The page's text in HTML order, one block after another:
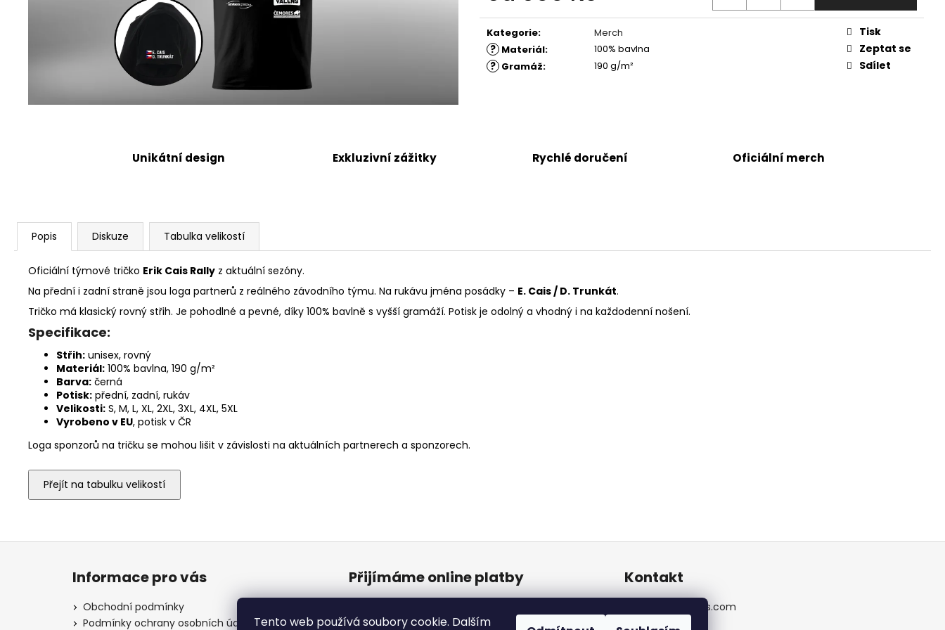
Tento web používá soubory cookie. Dalším
cena:
Kategorie: Merch
? Materiál: 100% bavlna
? Gramáž: 190 g/m²
Tisk
Zeptat se
Sdílet
Unikátní design Exkluzivní zážitky Rychlé doručení Oficiální merch
Popis Diskuze Tabulka velikostí
Oficiální týmové tričko Erik Cais Rally z aktuální sezóny.
Na přední i zadní straně jsou loga partnerů z reálného závodního týmu. Na rukávu jména posádky – E. Cais / D. Trunkát.
Tričko má klasický rovný střih. Je pohodlné a pevné, díky 100% bavlně s vyšší gramáží. Potisk je odolný a vhodný i na každodenní nošení.
Specifikace:
Střih: unisex, rovný
Materiál: 100% bavlna, 190 g/m²
Barva: černá
Potisk: přední, zadní, rukáv
Velikosti: S, M, L, XL, 2XL, 3XL, 4XL, 5XL
Vyrobeno v EU, potisk v ČR
Loga sponzorů na tričku se mohou lišit v závislosti na aktuálních partnerech a sponzorech.
Přejít na tabulku velikostí
Z
Informace pro vás
Obchodní podmínky
Podmínky ochrany osobních údajů
Přijímáme online platby Kontakt
erikcais.com
erikcaisrally